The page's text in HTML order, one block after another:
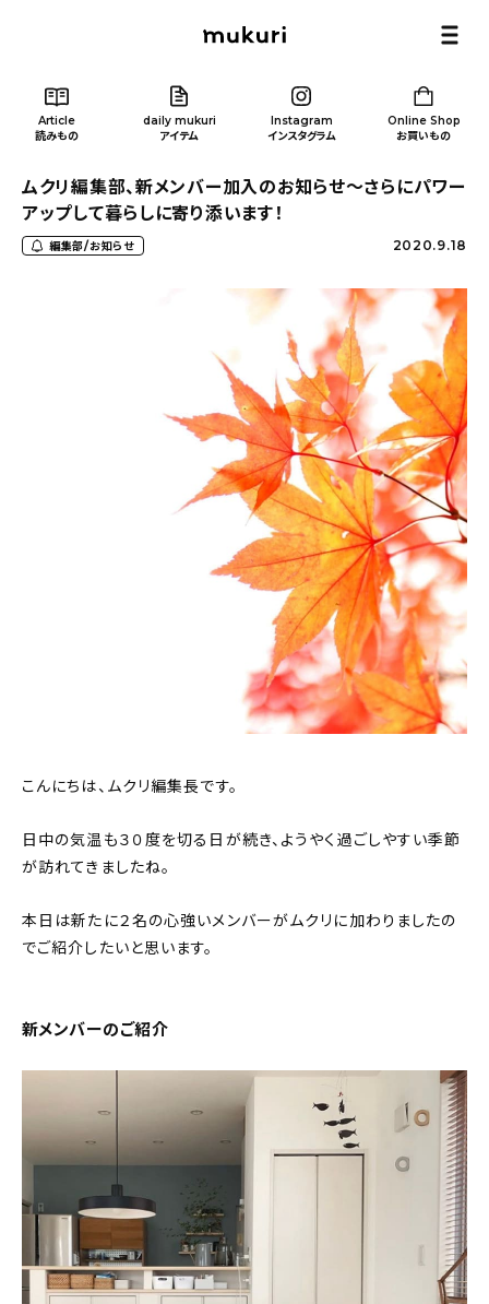
Article
読みもの
daily mukuri
アイテム
Instagram
インスタグラム
Online Shop
お買いもの
暮らし
daily mukuri
カテゴリー一覧
人気の記事
日用品
キッチン
ムクリ編集部、新メンバー加入のお知らせ〜さらにパワー
アップして暮らしに寄り添います！
編集部/お知らせ 2020.9.18
こんにちは、ムクリ編集長です。
日中の気温も３０度を切る日が続き、ようやく過ごしやすい季節
が訪れてきましたね。
本日は新たに２名の心強いメンバーがムクリに加わりましたの
でご紹介したいと思います。
新メンバーのご紹介